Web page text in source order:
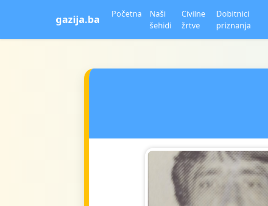
gazija.ba Početna
Naši
šehidi
Civilne
žrtve
Dobitnici
priznanja